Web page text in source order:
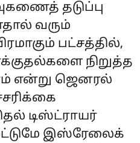
தடுப்பு
வரும்
பட்சத்தில்,
நிறுத்த
என்று ஜெனரல்
டிஸ்ட்ராயர்
இஸ்ரேலைக்